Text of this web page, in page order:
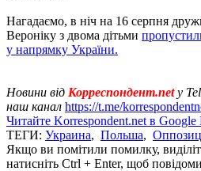
Нагадаємо, в ніч на 16 серпня
Вероніку з двома дітьми
у напрямку України.
Новини від Корреспондент.net у
наш канал https://t.me/
Читайте Korrespondent.net в Google
ТЕГИ: Украина, Польша,
Якщо ви помітили помилку,
натисніть Ctrl + Enter, щоб